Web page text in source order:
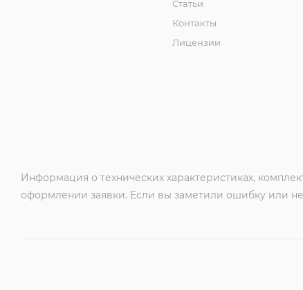
Статьи
Контакты
Лицензии
Информация о технических характеристиках,
оформлении заявки. Если вы заметили ошибку или